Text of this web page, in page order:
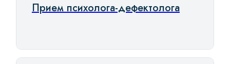
Прием психолога-дефектолога